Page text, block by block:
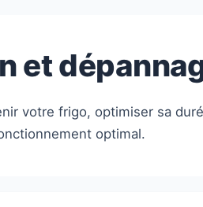
et
votre frigo, optimiser sa
optimal.